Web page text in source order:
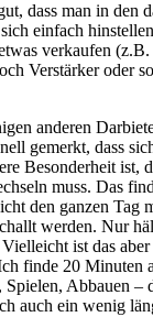
dass man in den
einfach
verkaufen (z.B.
Verstärker oder
anderen
gemerkt, dass
Besonderheit ist,
muss. Das
den ganzen Tag
werden. Nur
ist das
finde 20 Minuten
Abbauen –
auch ein wenig